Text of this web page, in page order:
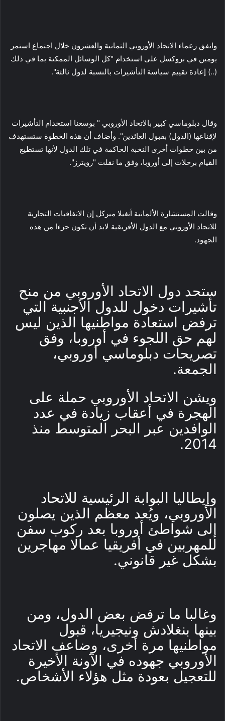
واتفق زعماء الاتحاد الأوروبي الثمانية والعشرون خلال اجتماع استمر
يومين في بروكسل على استخدام "كل الوسائل الممكنة بما في ذلك
(..) إعادة تقييم سياسة التأشيرات بالنسبة لدول ثالثة".
وقال دبلوماسي كبير بالاتحاد الأوروبي " بوسعنا استخدام التأشيرات
لإقناعها (الدول) بقبول العائدين". وأضاف أن هذه الخطوة ستستهدف
من بين خطوات أخرى النخبة الحاكمة في تلك الدول لأنها تستطيع
القيام برحلات إلى أوروبا، وفق ما نقلت "رويترز".
وقالت المستشارة الألمانية أنغيلا ميركل إن الاتفاقيات التجارية
للاتحاد الأوروبي مع الدول الأفريقية لابد أن تكون جزءا من هذه
الجهود.
ستحد دول الاتحاد الأوروبي من منح
تأشيرات دخول للدول الأجنبية التي
ترفض استعادة مواطنيها الذين ليس
لهم حق اللجوء في أوروبا، وفق
تصريحات دبلوماسي أوروبي،
الجمعة.
ويشن الاتحاد الأوروبي حملة على
الهجرة في أعقاب زيادة في عدد
الوافدين عبر البحر المتوسط منذ
2014.
وإيطاليا البوابة الرئيسية للاتحاد
الأوروبي، ويُعد معظم الذين يصلون
إلى شواطئ أوروبا بعد ركوب سفن
للمهربين في أفريقيا عمالا مهاجرين
بشكل غير قانوني.
وغالبا ما ترفض بعض الدول، ومن
بينها بنغلادش ونيجيريا، قبول
مواطنيها مرة أخرى، وضاعف الاتحاد
الأوروبي جهوده في الآونة الأخيرة
للتعجيل بعودة مثل هؤلاء الأشخاص.